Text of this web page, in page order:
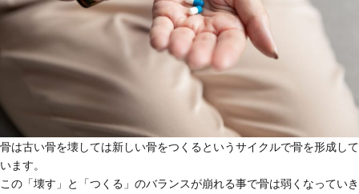
骨は古い骨を壊しては新しい骨をつくるというサイクルで骨を形成して
います。
この「壊す」と「つくる」のバランスが崩れる事で骨は弱くなっていき